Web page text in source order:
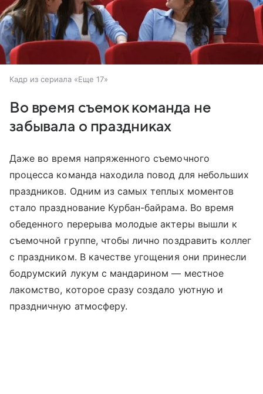
Кадр из сериала «Еще 17»
Во время съемок команда не
забывала о праздниках
Даже во время напряженного съемочного
процесса команда находила повод для небольших
праздников. Одним из самых теплых моментов
стало празднование Курбан-байрама. Во время
обеденного перерыва молодые актеры вышли к
съемочной группе, чтобы лично поздравить коллег
с праздником. В качестве угощения они принесли
бодрумский лукум с мандарином — местное
лакомство, которое сразу создало уютную и
праздничную атмосферу.